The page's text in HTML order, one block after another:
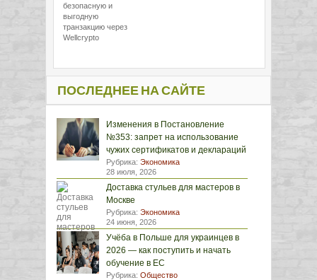
безопасную и
выгодную
транзакцию через
Wellcrypto
ПОСЛЕДНЕЕ НА САЙТЕ
Изменения в Постановление
№353: запрет на использование
чужих сертификатов и деклараций
Рубрика: Экономика
28 июля, 2026
Доставка стульев для мастеров в
Москве
Рубрика: Экономика
24 июня, 2026
Учёба в Польше для украинцев в
2026 — как поступить и начать
обучение в ЕС
Рубрика: Общество